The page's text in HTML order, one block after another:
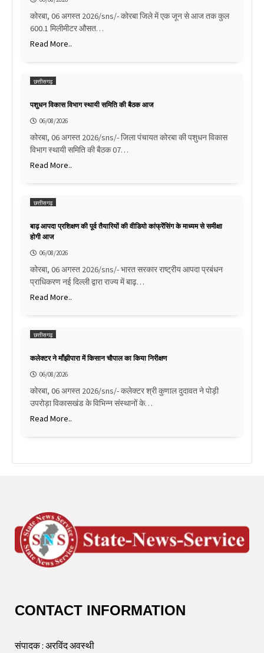
कोरबा, 06 अगस्त 2026/sns/- कोरबा जिले में एक जून से आज तक कुल
600.1 मिलीमीटर औसत…
Read More..
छत्तीसगढ़
पशुधन विकास विभाग स्थायी समिति की बैठक आज
06/08/2026
कोरबा, 06 अगस्त 2026/sns/- जिला पंचायत कोरबा की पशुधन विकास
विभाग स्थायी समिति की बैठक 07…
Read More..
छत्तीसगढ़
बाढ़ आपदा प्रशिक्षण की पूर्व तैयारियों की वीडियो कांफ्रेंसिंग के माध्यम से समीक्षा
होगी आज
06/08/2026
कोरबा, 06 अगस्त 2026/sns/- भारत सरकार राष्ट्रीय आपदा प्रबंधन
प्राधिकरण नई दिल्ली द्वारा राज्य में बाढ़…
Read More..
छत्तीसगढ़
कलेक्टर ने माँझीपारा में किसान चौपाल का किया निरीक्षण
06/08/2026
कोरबा, 06 अगस्त 2026/sns/- कलेक्टर श्री कुणाल दुदावत ने पोड़ी
उपरोड़ा विकासखंड के विभिन्न संस्थानों के…
Read More..
CONTACT INFORMATION
संपादक : अरविंद अवस्थी